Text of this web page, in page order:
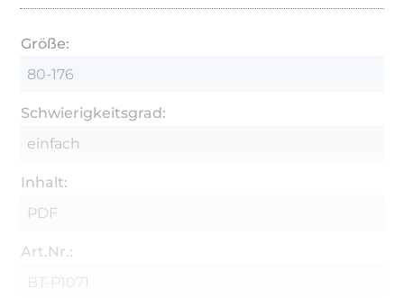
Größe:
80-176
Schwierigkeitsgrad:
einfach
Inhalt:
PDF
Art.Nr.:
BT-P1071